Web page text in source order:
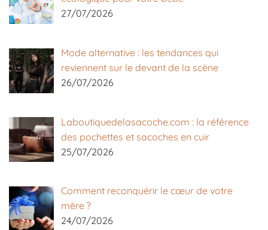
27/07/2026
Mode alternative : les tendances qui
reviennent sur le devant de la scène
26/07/2026
Laboutiquedelasacoche.com : la référence
des pochettes et sacoches en cuir
25/07/2026
Comment reconquérir le cœur de votre
mère ?
24/07/2026